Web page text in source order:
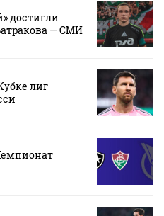
достигли
— СМИ
лиг